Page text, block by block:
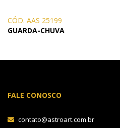
CÓD. AAS 25199
GUARDA-CHUVA
FALE CONOSCO
contato@astroart.com.br